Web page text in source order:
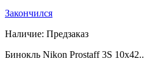
Закончился
Наличие: Предзаказ
Бинокль Nikon Prostaff 3S 10x42..